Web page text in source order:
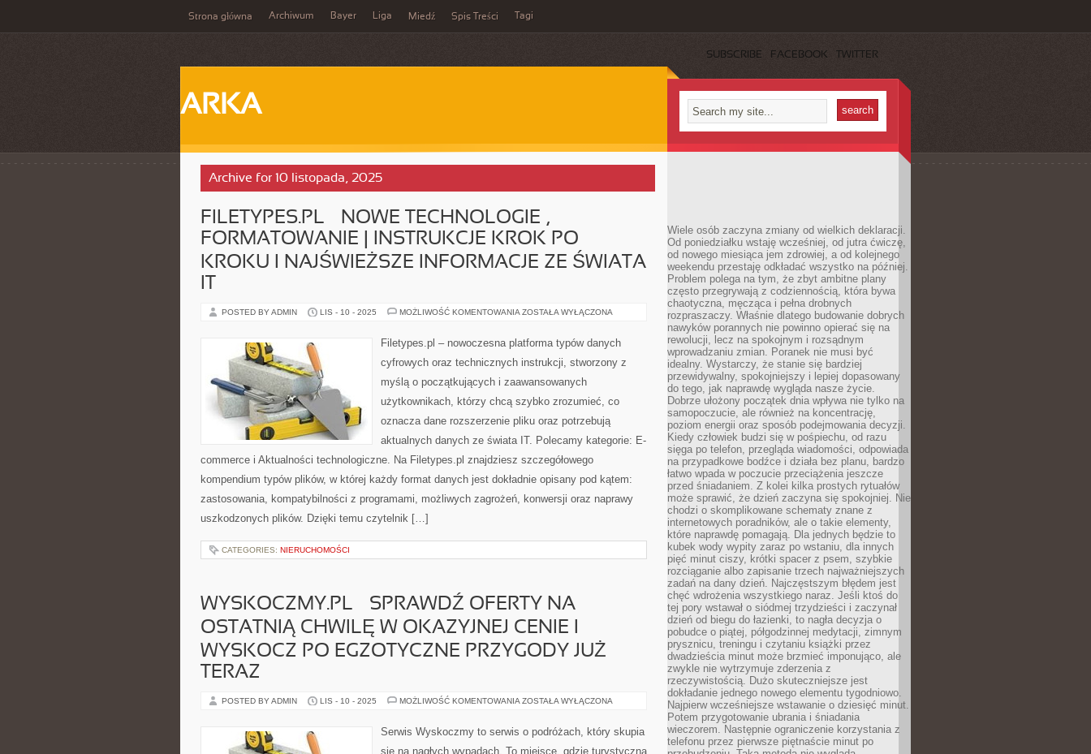
Strona główna Archiwum Bayer Liga Miedź Spis Treści Tagi
SUBSCRIBE FACEBOOK TWITTER
ARKA
Archive for 10 listopada, 2025
FILETYPES.PL – NOWE TECHNOLOGIE ,
FORMATOWANIE | INSTRUKCJE KROK PO
KROKU I NAJŚWIEŻSZE INFORMACJE ZE ŚWIATA
POSTED BY ADMIN LIS - 10 - 2025 MOŻLIWOŚĆ KOMENTOWANIA FILETYPES.PL
TECHNOLOGIE
,
|
KROK
KROKU
NAJŚWIEŻSZE
INFORMACJE
ZE
ŚWIATA
ZOSTAŁA WYŁĄCZONA
Filetypes.pl – nowoczesna platforma typów danych
cyfrowych oraz technicznych instrukcji, stworzony z
myślą o początkujących i zaawansowanych
użytkownikach, którzy chcą szybko zrozumieć, co
oznacza dane rozszerzenie pliku oraz potrzebują
aktualnych danych ze świata IT. Polecamy kategorie: E-
commerce i Aktualności technologiczne. Na Filetypes.pl znajdziesz szczegółowego
kompendium typów plików, w której każdy format danych jest dokładnie opisany pod kątem:
zastosowania, kompatybilności z programami, możliwych zagrożeń, konwersji oraz naprawy
uszkodzonych plików. Dzięki temu czytelnik […]
CATEGORIES: NIERUCHOMOŚCI
WYSKOCZMY.PL – SPRAWDŹ OFERTY NA
OSTATNIĄ CHWILĘ W OKAZYJNEJ CENIE I
WYSKOCZ PO EGZOTYCZNE PRZYGODY JUŻ
TERAZ
POSTED BY ADMIN LIS - 10 - 2025 MOŻLIWOŚĆ KOMENTOWANIA WYSKOCZMY.PL
OFERTY
NA
ZOSTAŁA WYŁĄCZONA
Serwis Wyskoczmy to serwis o podróżach, który skupia
się na nagłych wypadach. To miejsce, gdzie turystyczna
Wiele osób zaczyna zmiany od wielkich deklaracji.
Od poniedziałku wstaję wcześniej, od jutra ćwiczę,
od nowego miesiąca jem zdrowiej, a od kolejnego
weekendu przestaję odkładać wszystko na później.
Problem polega na tym, że zbyt ambitne plany
często przegrywają z codziennością, która bywa
chaotyczna, męcząca i pełna drobnych
rozpraszaczy. Właśnie dlatego budowanie dobrych
nawyków porannych nie powinno opierać się na
rewolucji, lecz na spokojnym i rozsądnym
wprowadzaniu zmian. Poranek nie musi być
idealny. Wystarczy, że stanie się bardziej
przewidywalny, spokojniejszy i lepiej dopasowany
do tego, jak naprawdę wygląda nasze życie.
Dobrze ułożony początek dnia wpływa nie tylko na
samopoczucie, ale również na koncentrację,
poziom energii oraz sposób podejmowania decyzji.
Kiedy człowiek budzi się w pośpiechu, od razu
sięga po telefon, przegląda wiadomości, odpowiada
na przypadkowe bodźce i działa bez planu, bardzo
łatwo wpada w poczucie przeciążenia jeszcze
przed śniadaniem. Z kolei kilka prostych rytuałów
może sprawić, że dzień zaczyna się spokojniej. Nie
chodzi o skomplikowane schematy znane z
internetowych poradników, ale o takie elementy,
które naprawdę pomagają. Dla jednych będzie to
kubek wody wypity zaraz po wstaniu, dla innych
pięć minut ciszy, krótki spacer z psem, szybkie
rozciąganie albo zapisanie trzech najważniejszych
zadań na dany dzień. Najczęstszym błędem jest
chęć wdrożenia wszystkiego naraz. Jeśli ktoś do
tej pory wstawał o siódmej trzydzieści i zaczynał
dzień od biegu do łazienki, to nagła decyzja o
pobudce o piątej, półgodzinnej medytacji, zimnym
prysznicu, treningu i czytaniu książki przez
dwadzieścia minut może brzmieć imponująco, ale
zwykle nie wytrzymuje zderzenia z
rzeczywistością. Dużo skuteczniejsze jest
dokładanie jednego nowego elementu tygodniowo.
Najpierw wcześniejsze wstawanie o dziesięć minut.
Potem przygotowanie ubrania i śniadania
wieczorem. Następnie ograniczenie korzystania z
telefonu przez pierwsze piętnaście minut po